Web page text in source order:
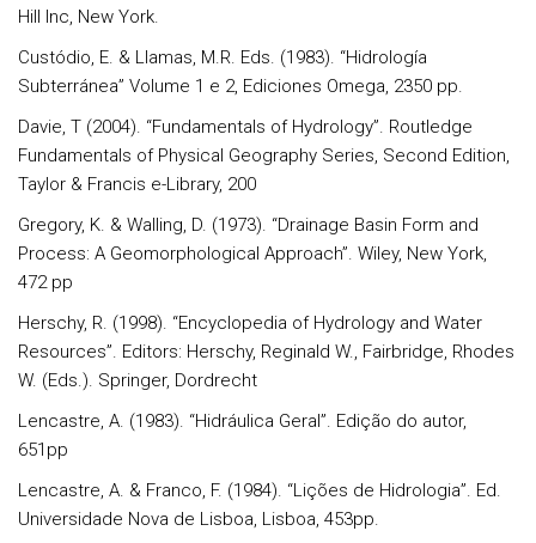
Hill Inc, New York.
Custódio, E. & Llamas, M.R. Eds. (1983). “Hidrología
Subterránea” Volume 1 e 2, Ediciones Omega, 2350 pp.
Davie, T (2004). “Fundamentals of Hydrology”. Routledge
Fundamentals of Physical Geography Series, Second Edition,
Taylor & Francis e-Library, 200
Gregory, K. & Walling, D. (1973). “Drainage Basin Form and
Process: A Geomorphological Approach”. Wiley, New York,
472 pp
Herschy, R. (1998). “Encyclopedia of Hydrology and Water
Resources”. Editors: Herschy, Reginald W., Fairbridge, Rhodes
W. (Eds.). Springer, Dordrecht
Lencastre, A. (1983). “Hidráulica Geral”. Edição do autor,
651pp
Lencastre, A. & Franco, F. (1984). “Lições de Hidrologia”. Ed.
Universidade Nova de Lisboa, Lisboa, 453pp.